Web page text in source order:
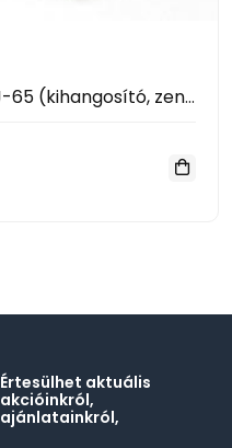
Mini Speaker Bluetooth AJ-65 (kihangosító, zenelejátszó)
Értesülhet aktuális
akcióinkról,
ajánlatainkról,